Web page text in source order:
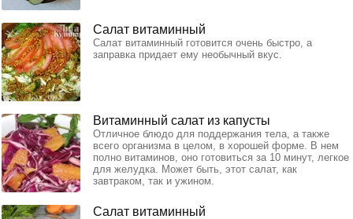
Салат витаминный
Салат витаминный готовится очень быстро, а
заправка придает ему необычный вкус.
Витаминный салат из капусты
Отличное блюдо для поддержания тела, а также
всего организма в целом, в хорошей форме. В нем
полно витаминов, оно готовиться за 10 минут, легкое
для желудка. Может быть, этот салат, как
завтраком, так и ужином.
Салат витаминный